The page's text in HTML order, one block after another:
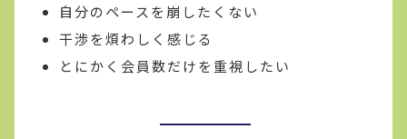
自分のペースを崩したくない
干渉を煩わしく感じる
とにかく会員数だけを重視したい